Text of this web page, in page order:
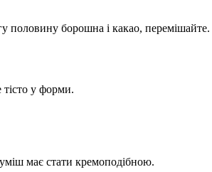
половину борошна і какао, перемішайте.
у форми.
має стати кремоподібною.